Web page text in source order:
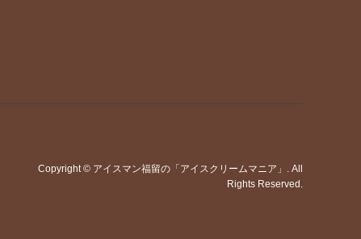
Copyright© アイスマン福留の「アイスクリームマニア」 . All
Rights Reserved.